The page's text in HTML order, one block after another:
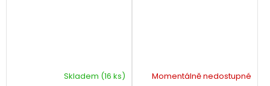
Skladem (16 ks) Momentálně nedostupné